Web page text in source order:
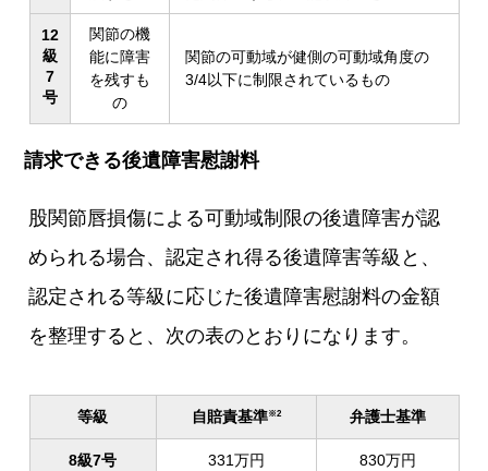
12
級
7
号
関節の機
能に障害
を残すも
の
関節の可動域が健側の可動域角度の
3/4以下に制限されているもの
請求できる後遺障害慰謝料
股関節唇損傷による可動域制限の後遺障害が認
められる場合、認定され得る後遺障害等級と、
認定される等級に応じた後遺障害慰謝料の金額
を整理すると、次の表のとおりになります。
等級 自賠責基準※2 弁護士基準
8級7号 331万円 830万円